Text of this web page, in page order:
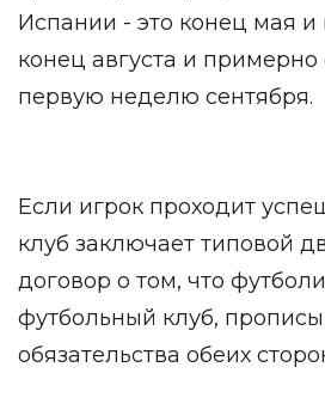
Испании - это конец мая
конец августа и примерно
первую неделю сентября.
Если игрок проходит
клуб заключает типовой
договор о том, что
футбольный клуб,
обязательства обеих